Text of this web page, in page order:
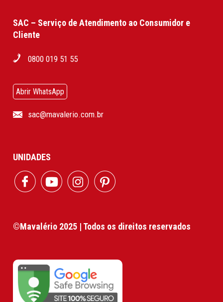
SAC – Serviço de Atendimento ao Consumidor e
Cliente
0800 019 51 55
Abrir WhatsApp
sac@mavalerio.com.br
UNIDADES
©Mavalério 2025 | Todos os direitos reservados